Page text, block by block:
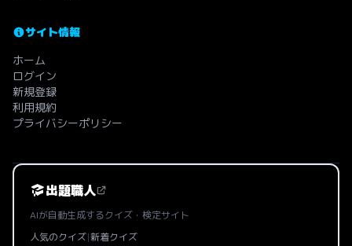
サイト情報
ホーム
ログイン
新規登録
利用規約
プライバシーポリシー
出題職人
AIが自動生成するクイズ・検定サイト
人気のクイズ|新着クイズ